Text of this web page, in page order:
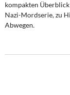
kompakten
Nazi-Mordserie, zu
Abwegen.